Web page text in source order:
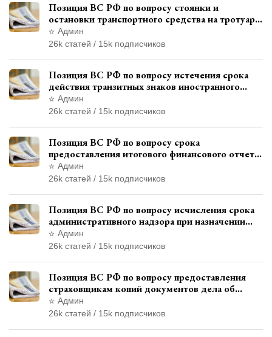
Позиция ВС РФ по вопросу стоянки и
остановки транспортного средства на тротуаре
и квалификации административного
правонарушения
Админ
26k статей / 15k подписчиков
Позиция ВС РФ по вопросу истечения срока
действия транзитных знаков иностранного
государства и отсутствия состава
административного правонарушения
Админ
26k статей / 15k подписчиков
Позиция ВС РФ по вопросу срока
предоставления итогового финансового отчета
кандидатом в соответствии с
законодательством о выборах
Админ
26k статей / 15k подписчиков
Позиция ВС РФ по вопросу исчисления срока
административного надзора при назначении
дополнительного наказания, отличного от
ограничения свободы
Админ
26k статей / 15k подписчиков
Позиция ВС РФ по вопросу предоставления
страховщикам копий документов дела об
административном правонарушении для
автотехнической экспертизы
Админ
26k статей / 15k подписчиков